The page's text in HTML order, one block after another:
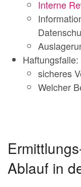
Interne
sicheres
Welcher
Ablauf in